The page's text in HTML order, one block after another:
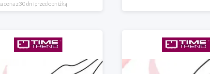
cena z 30 dni przed obniżką